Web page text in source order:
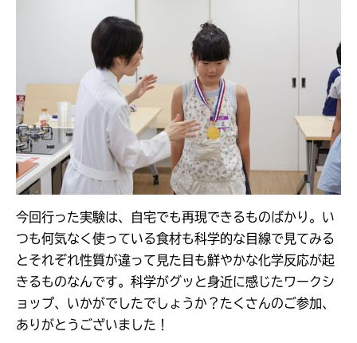
今回行った実験は、自宅でも再現できるものばかり。い
つも何気なく使っている食材も科学的な目線で見てみる
とそれぞれ性質が違って見た目も鮮やかな化学反応が起
きるものなんです。科学がグッと身近に感じたワークシ
ョップ、いかがでしたでしょうか？たくさんのご参加、
ありがとうございました！